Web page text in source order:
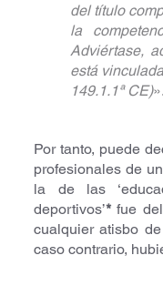
del título
la
Adviértase,
está
149.1.1ª CE)».
Por tanto, puede
profesionales de
la de las
deportivos’* fue
cualquier atisbo
caso contrario,